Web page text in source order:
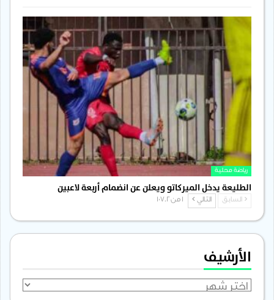
رياضة محلية
الطليعة يدخل الميركاتو ويعلن عن انضمام أربعة لاعبين
السابق التالي
الأرشيف
الأرشيف